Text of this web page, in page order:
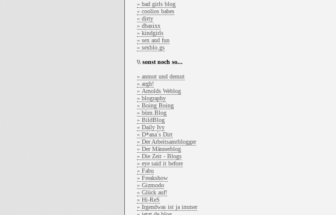
» bad girls blog
» coolios babes
» dirty
» dbasixx
» kindgirls
» sex and fun
» sexblo.gs
\\ sonst noch so...
» anmut und demut
» argh!
» Arnolds Weblog
» blography
» Boing Boing
» büm.Blog
» BildBlog
» Daily Ivy
» D*ana`s Dirt
» Der Arbeitsamtblogger
» Der Männerblog
» Die Zeit - Blogs
» eye said it before
» Fabu
» Freakshow
» Gizmodo
» Glück auf!
» Hi-ReS
» Irgendwas ist ja immer